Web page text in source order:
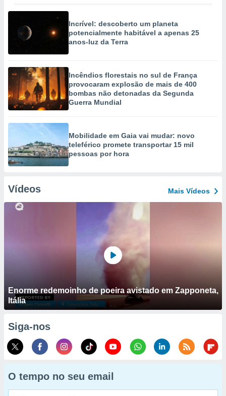
Incrível: descoberto um planeta
potencialmente habitável a apenas 25
anos-luz da Terra
Incêndios florestais no sul de França
provocaram explosão de mais de 400
bombas não detonadas da Segunda
Guerra Mundial
Mobilidade em Gaia vai mudar: novo
teleférico promete transportar 15 mil
pessoas por hora
Vídeos Mais Vídeos
Enorme redemoinho de poeira avistado em Zapponeta,
Itália
Siga-nos
O tempo no seu email